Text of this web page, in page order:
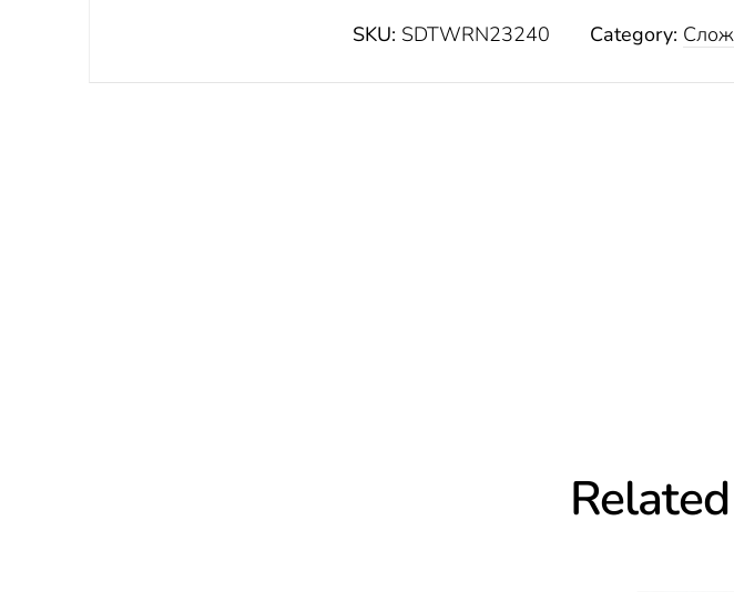
SKU: SDTWRN23240 Category: